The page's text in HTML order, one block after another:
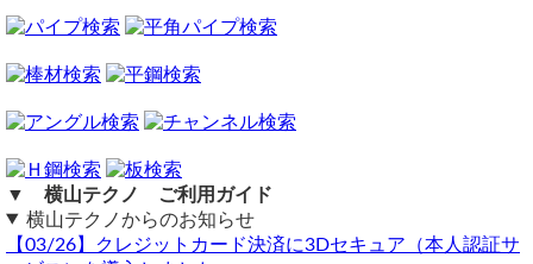
に伴う擦り傷や歪み等が発生します事をご了承ください。
商品の返品・交換はお受けできません。
商品購入は自動計算フォームに必要寸法・数量等を入力し、
試算結果を確認後、買い物カートに追加して注文フォームへ
ご注文メール返信にて送料・振込先等をご連絡いたします。
自動計算フォームでの試算ができない場合や複雑な加工を伴
う品の場合は、メールフォーム（見積依頼・注文依頼）より
お問い合わせください。
カラーガルバリウム鋼板も取り扱いがございます。
https://www.yokoyama-techno.net/detail/247.html
見積依頼
▼ 横山テクノ ご利用ガイド
横山テクノからのお知らせ
【03/26】クレジットカード決済に3Dセキュア（本人認証サ